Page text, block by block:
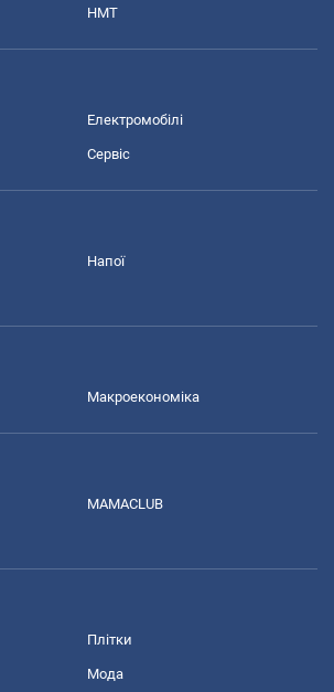
НМТ
Електромобілі
Сервіс
Напої
Макроекономіка
MAMACLUB
Плітки
Мода